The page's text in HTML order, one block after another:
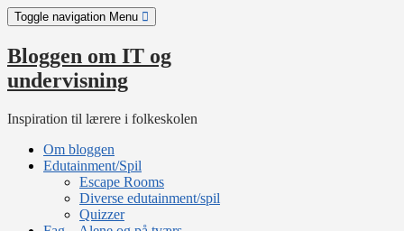
Skip
to
content
Toggle navigation Menu
Bloggen om IT og
undervisning
Inspiration til lærere i folkeskolen
Om bloggen
Edutainment/Spil
Escape Rooms
Diverse edutainment/spil
Quizzer